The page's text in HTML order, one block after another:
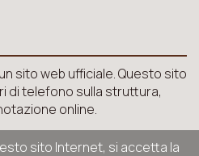
sito web ufficiale. Questo sito
di telefono sulla struttura,
online.
sito Internet, si accetta la